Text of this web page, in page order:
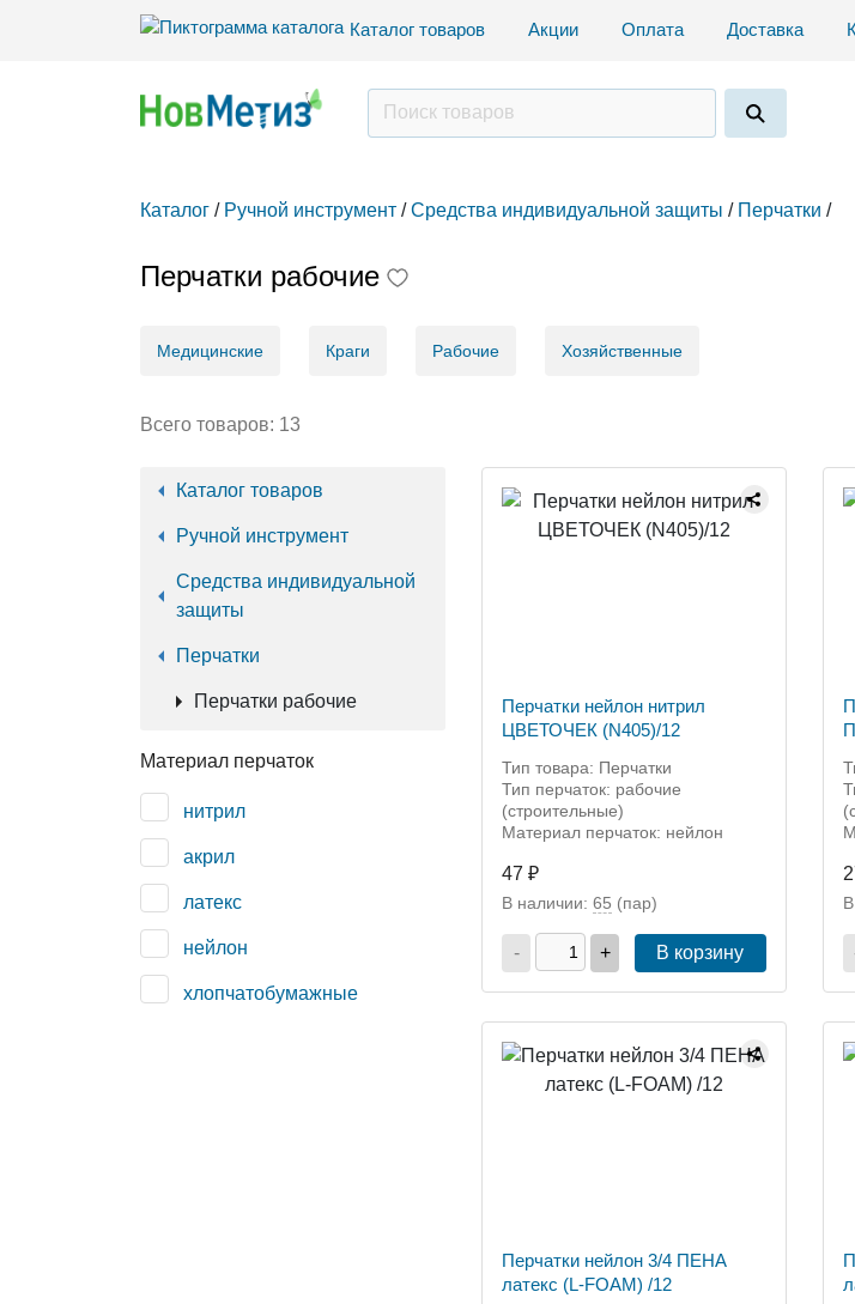
Каталог товаров Акции Оплата Доставка
Каталог / Ручной инструмент / Средства индивидуальной защиты / Перчатки /
Перчатки рабочие
Медицинские Краги Рабочие Хозяйственные
Всего товаров: 13
Каталог товаров
Ручной инструмент
Средства индивидуальной
защиты
Перчатки
Перчатки рабочие
Материал перчаток
нитрил
акрил
латекс
нейлон
хлопчатобумажные
Перчатки нейлон нитрил
ЦВЕТОЧЕК (N405)/12
Тип товара: Перчатки
Тип перчаток: рабочие
(строительные)
Материал перчаток: нейлон
47 ₽
В наличии: 65 (пар)
- + В корзину
Перчатки нейлон 3/4 ПЕНА
латекс (L-FOAM) /12